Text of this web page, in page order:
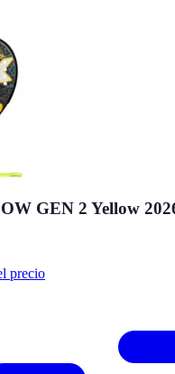
GEN 2 Yellow
precio